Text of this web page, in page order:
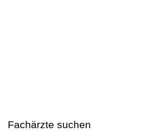
Fachärzte suchen